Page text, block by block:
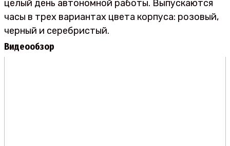
целый день автономной работы. Выпускаются
часы в трех вариантах цвета корпуса: розовый,
черный и серебристый.
Видеообзор